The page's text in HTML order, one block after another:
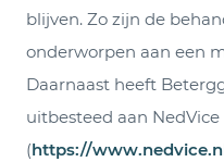
blijven. Zo zijn de
onderworpen aan een
Daarnaast heeft
uitbesteed aan NedVice
(https://